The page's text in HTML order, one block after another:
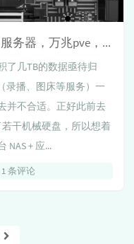
给工作室组装的文件+轻度应用服务器，万兆pve，攒机采坑实录（未完待更新）
了几TB的数据亟待归
录播、图床等服务）一
并不合适。正好此前去
干机械硬盘，所以想着
NAS + 应...
1 条评论